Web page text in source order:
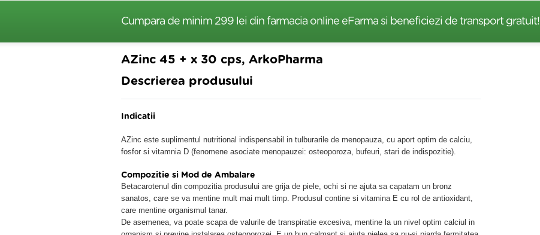
Cumpara de minim 299 lei din farmacia online eFarma si beneficiezi de transport gratuit!
AZinc 45 + x 30 cps, ArkoPharma
Descrierea produsului
Indicatii
AZinc este suplimentul nutritional indispensabil in tulburarile de menopauza, cu aport optim de calciu,
fosfor si vitamnia D (fenomene asociate menopauzei: osteoporoza, bufeuri, stari de indispozitie).
Compozitie si Mod de Ambalare
Betacarotenul din compozitia produsului are grija de piele, ochi si ne ajuta sa capatam un bronz
sanatos, care se va mentine mult mai mult timp. Produsul contine si vitamina E cu rol de antioxidant,
care mentine organismul tanar.
De asemenea, va poate scapa de valurile de transpiratie excesiva, mentine la un nivel optim calciul in